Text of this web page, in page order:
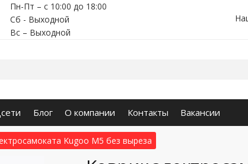
Пн-Пт – с 10:00 до 18:00
Сб - Выходной
Вс – Выходной
Блог О компании Контакты Вакансии
Kugoo М5 без выреза